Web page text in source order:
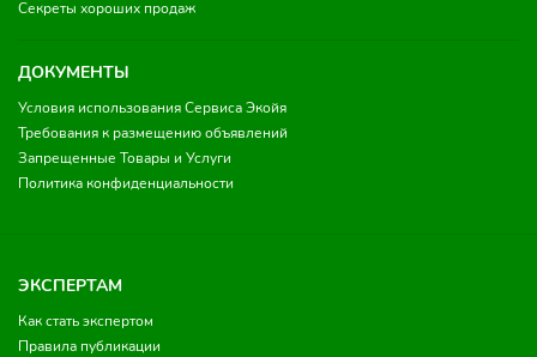
Секреты хороших продаж
ДОКУМЕНТЫ
Условия использования Сервиса Экойя
Требования к размещению объявлений
Запрещенные Товары и Услуги
Политика конфиденциальности
ЭКСПЕРТАМ
Как стать экспертом
Правила публикации